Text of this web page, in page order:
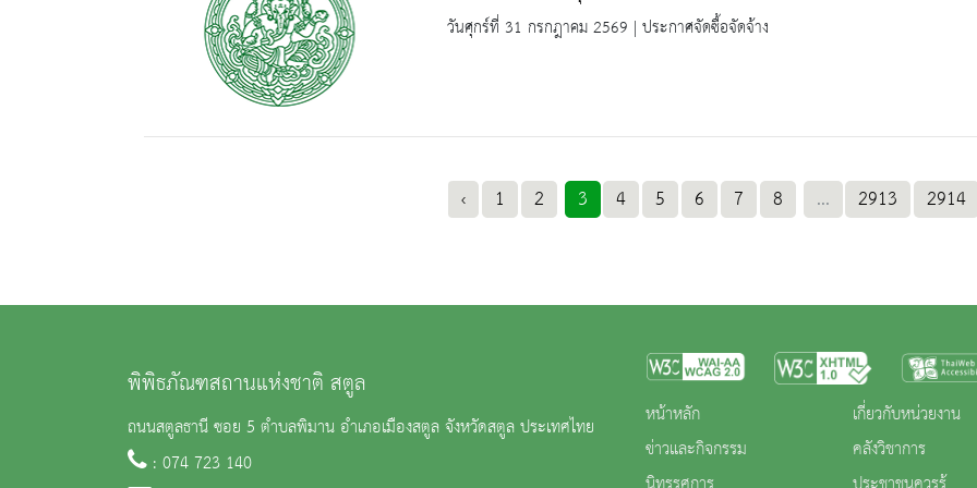
วันศุกร์ที่ 31 กรกฎาคม 2569 | ประกาศจัดซื้อจัดจ้าง
‹ 1 2 3 4 5 6 7 8 ... 2913 2914
พิพิธภัณฑสถานแห่งชาติ สตูล
ถนนสตูลธานี ซอย 5 ตำบลพิมาน อำเภอเมืองสตูล จังหวัดสตูล ประเทศไทย
: 074 723 140
หน้าหลัก
ข่าวและกิจกรรม
เกี่ยวกับหน่วยงาน
คลังวิชาการ